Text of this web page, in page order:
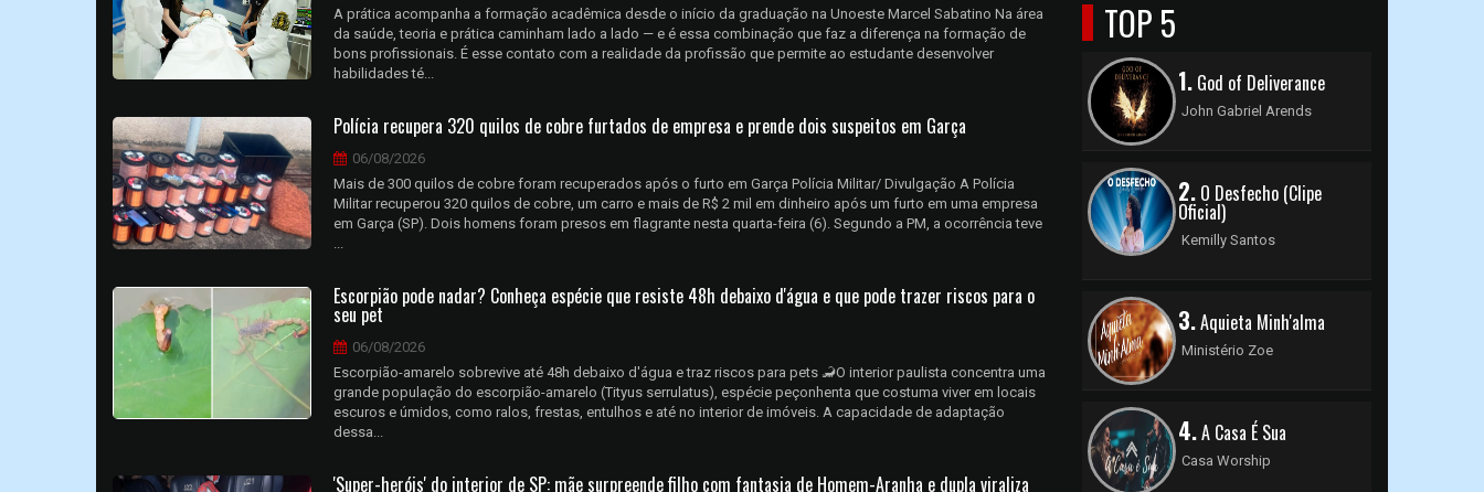
A prática acompanha a formação acadêmica desde o início da graduação na Unoeste Marcel Sabatino Na área
da saúde, teoria e prática caminham lado a lado — e é essa combinação que faz a diferença na formação de
bons profissionais. É esse contato com a realidade da profissão que permite ao estudante desenvolver
habilidades té...
Polícia recupera 320 quilos de cobre furtados de empresa e prende dois suspeitos em Garça
06/08/2026
Mais de 300 quilos de cobre foram recuperados após o furto em Garça Polícia Militar/ Divulgação A Polícia
Militar recuperou 320 quilos de cobre, um carro e mais de R$ 2 mil em dinheiro após um furto em uma empresa
em Garça (SP). Dois homens foram presos em flagrante nesta quarta-feira (6). Segundo a PM, a ocorrência teve
...
Escorpião pode nadar? Conheça espécie que resiste 48h debaixo d'água e que pode trazer riscos para o
seu pet
06/08/2026
Escorpião-amarelo sobrevive até 48h debaixo d'água e traz riscos para pets 🦂O interior paulista concentra uma
grande população do escorpião-amarelo (Tityus serrulatus), espécie peçonhenta que costuma viver em locais
escuros e úmidos, como ralos, frestas, entulhos e até no interior de imóveis. A capacidade de adaptação
dessa...
'Super-heróis' do interior de SP: mãe surpreende filho com fantasia de Homem-Aranha e dupla viraliza
TOP 5
1.God of Deliverance
John Gabriel Arends
2.O Desfecho (Clipe
Oficial)
Kemilly Santos
3.Aquieta Minh'alma
Ministério Zoe
4.A Casa É Sua
Casa Worship